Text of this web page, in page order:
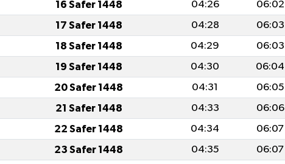
16 Safer 1448 04:26 06:02
17 Safer 1448 04:28 06:03
18 Safer 1448 04:29 06:03
19 Safer 1448 04:30 06:04
20 Safer 1448 04:31 06:05
21 Safer 1448 04:33 06:06
22 Safer 1448 04:34 06:07
23 Safer 1448 04:35 06:07